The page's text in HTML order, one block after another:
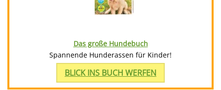
Das große Hundebuch
Spannende Hunderassen für Kinder!
BLICK INS BUCH WERFEN